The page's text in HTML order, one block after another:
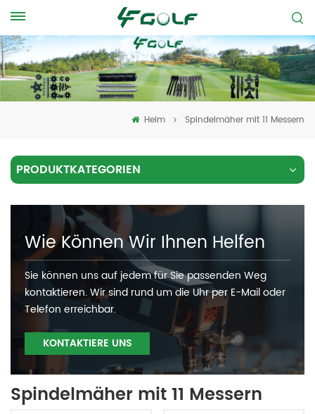
Heim Spindelmäher mit 11 Messern
PRODUKTKATEGORIEN
Wie Können Wir Ihnen Helfen
Sie können uns auf jedem für Sie passenden Weg
kontaktieren. Wir sind rund um die Uhr per E-Mail oder
Telefon erreichbar.
KONTAKTIERE UNS
Spindelmäher mit 11 Messern